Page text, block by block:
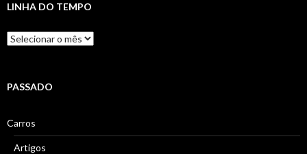
LINHA DO TEMPO
Linha
do
PASSADO
Carros
Artigos